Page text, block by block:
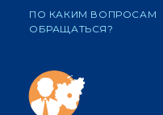
ПО КАКИМ ВОПРОСАМ
ОБРАЩАТЬСЯ?